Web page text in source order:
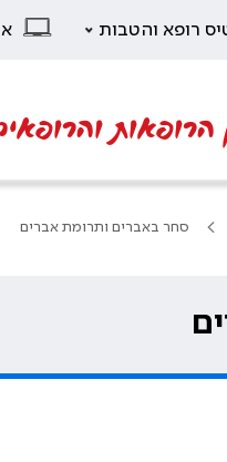
רופא והטבות
הרופאות
סחר באברים ותרומת אברים